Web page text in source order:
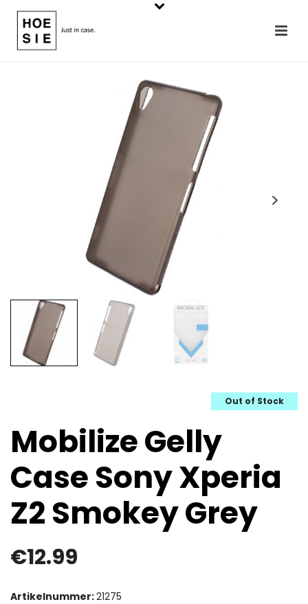
Out of Stock
Mobilize Gelly
Case Sony Xperia
Z2 Smokey Grey
€12.99
Artikelnummer:21275